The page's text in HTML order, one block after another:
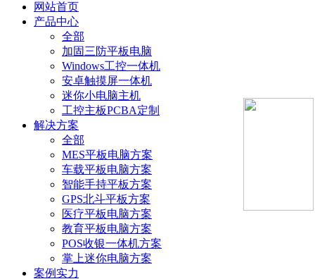
网站首页
产品中心
全部
加固三防平板电脑
Windows工控一体机
安卓触摸屏一体机
迷你小电脑主机
工控主板PCBA定制
解决方案
全部
MES平板电脑方案
车载平板电脑方案
智能手持平板方案
GPS北斗平板方案
医疗平板电脑方案
教育平板电脑方案
POS收银一体机方案
掌上迷你电脑方案
案例实力